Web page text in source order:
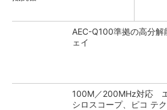
AEC-Q100準拠の高分
ェイ
100M／200MHz対応
シロスコープ、ピコ テ